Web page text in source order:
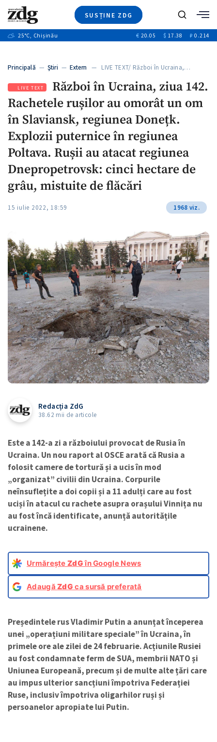
SUSȚINE ZDG
Ştiri
+13
Video
Special
Blog
Caută
25°C, Chișinău € 20.05 $ 17.38 ₽ 0.214
Principală — Ştiri — Extern — LIVE TEXT/ Război în Ucraina,…
LIVE TEXT
Război în Ucraina, ziua 142.
Rachetele rușilor au omorât un om
în Slaviansk, regiunea Donețk.
Explozii puternice în regiunea
Poltava. Rușii au atacat regiunea
Dnepropetrovsk: cinci hectare de
grâu, mistuite de flăcări
15 iulie 2022, 18:59 1968 viz.
Redacția ZdG
38.62 mii de articole
Este a 142-a zi a războiului provocat de Rusia în
Ucraina. Un nou raport al OSCE arată că Rusia a
folosit camere de tortură și a ucis în mod
„organizat” civilii din Ucraina. Corpurile
neînsuflețite a doi copii și a 11 adulți care au fost
uciși în atacul cu rachete asupra orașului Vinnița nu
au fost încă identificate, anunță autoritățile
ucrainene.
Urmărește ZdGîn Google News
AdaugăZdG ca sursă preferată
Președintele rus Vladimir Putin a anunțat începerea
unei „operațiuni militare speciale” în Ucraina, în
primele ore ale zilei de 24 februarie. Acțiunile Rusiei
au fost condamnate ferm de SUA, membrii NATO și
Uniunea Europeană, precum și de multe alte țări care
au impus ulterior sancțiuni împotriva Federației
Ruse, inclusiv împotriva oligarhilor ruși și
persoanelor apropiate lui Putin.